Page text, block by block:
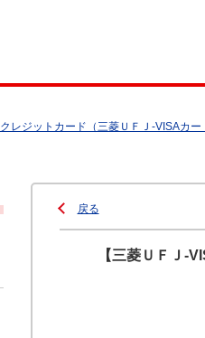
クレジットカード（三菱ＵＦＪ-VISAカー
戻る
【三菱ＵＦＪ-